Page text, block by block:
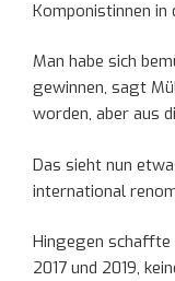
Komponistinnen in
Man habe sich
gewinnen, sagt
worden, aber aus
Das sieht nun
international
Hingegen schaffte
2017 und 2019,